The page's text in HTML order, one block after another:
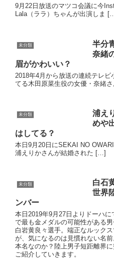
9月22日放送のマツコ会議に今
Lala（ララ）ちゃんが出演しま
未分類
半分
奈緒
眉がかわいい？
2018年4月から放送の連続テレ
てる木田原菜生役の女優・奈緒
未分類
浦え
めや
はしてる？
本日9月20日にSEKAI NO
浦えりかさんが結婚された […]
未分類
白石
世界
ンバー
本日2019年9月27日よりドーハ
で最も金メダルの可能性がある
白岩黄良々選手。端正なルック
が、気になるのは見慣れない名
本名なのか？陸上男子短距離界
ご紹介していきます。